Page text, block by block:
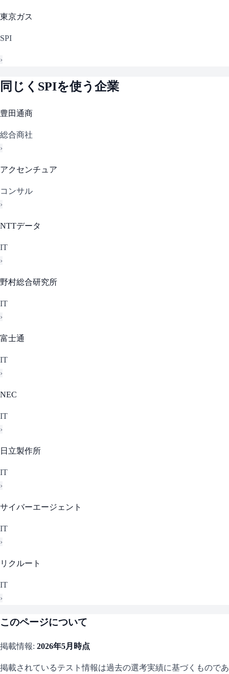
東京ガス
SPI
›
同じく SPIを使う企業
豊田通商
総合商社
›
アクセンチュア
コンサル
›
NTTデータ
IT
›
野村総合研究所
IT
›
富士通
IT
›
NEC
IT
›
日立製作所
IT
›
サイバーエージェント
IT
›
リクルート
IT
›
このページについて
掲載情報: 2026年5月 時点
掲載されているテスト情報は過去の選考実績に基づくものであ